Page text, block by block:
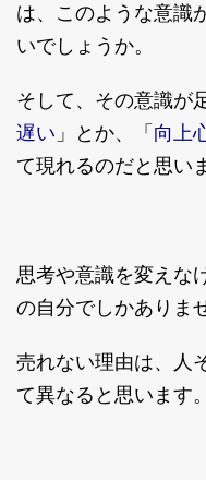
は、このような意識
いでしょうか。
そして、その意識が
遅い 」とか、「 向上
て現れるのだと思い
思考や意識を変えな
の自分でしかありま
売れない理由は、人
て異なると思います。